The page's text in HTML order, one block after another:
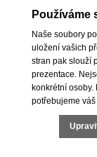
Používáme
Naše soubory
uložení vašich
stran pak slouží
prezentace.
konkrétní
potřebujeme